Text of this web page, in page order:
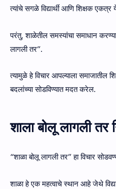
त्यांचे सगळे विद्यार्थी आणि शिक्षक
परंतु, शाळेतील समस्यांचा समाधान
लागली तर”.
त्यामुळे हे विचार आपल्याला समाजातील
बदलांच्या सोडविण्यात मदत करेल.
शाला बोलू लागली
“शाळा बोलू लागली तर” हा विचार
शाळा हे एक महत्वाचे स्थान आहे जेथे